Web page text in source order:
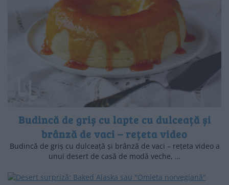
Budincă de griș cu lapte cu dulceață și
brânză de vaci – rețeta video
Budincă de griș cu dulceață și brânză de vaci – rețeta video a
unui desert de casă de modă veche, …